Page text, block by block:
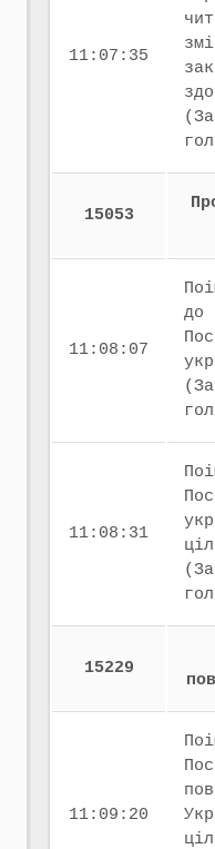
11:07:35
15053
11:08:07
до
11:08:31
15229
11:09:20